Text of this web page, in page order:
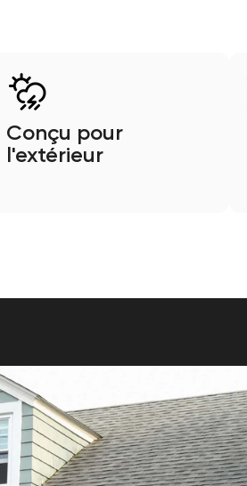
Conçu pour
l'extérieur